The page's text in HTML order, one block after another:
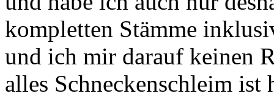
kompletten Stämme
und ich mir darauf keinen
alles Schneckenschleim